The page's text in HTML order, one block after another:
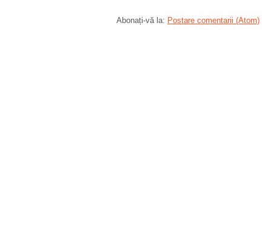
Abonați-vă la: Postare comentarii (Atom)